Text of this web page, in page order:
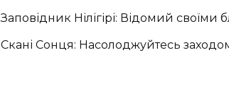
Заповідник Нілігірі: Відомий
Скані Сонця: Насолоджуйтесь